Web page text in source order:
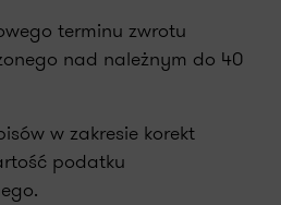
terminu zwrotu
nad należnym do 40
w zakresie korekt
podatku